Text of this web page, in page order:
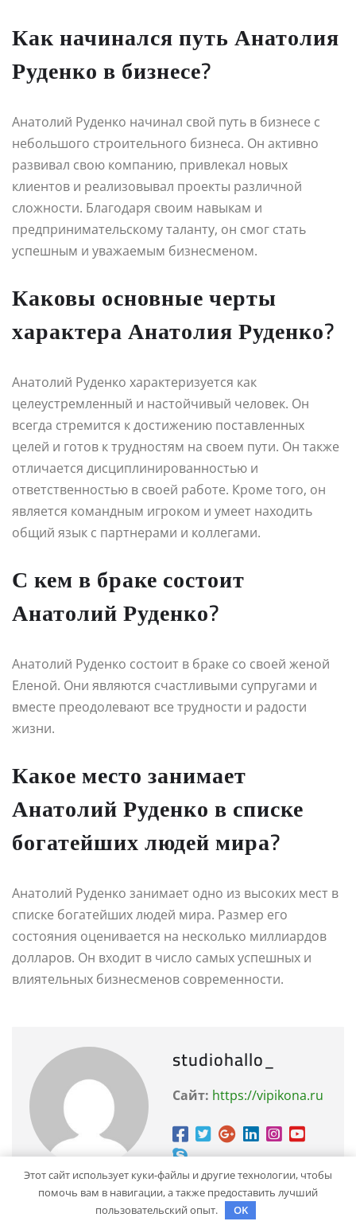
Как начинался путь Анатолия
Руденко в бизнесе?
Анатолий Руденко начинал свой путь в бизнесе с
небольшого строительного бизнеса. Он активно
развивал свою компанию, привлекал новых
клиентов и реализовывал проекты различной
сложности. Благодаря своим навыкам и
предпринимательскому таланту, он смог стать
успешным и уважаемым бизнесменом.
Каковы основные черты
характера Анатолия Руденко?
Анатолий Руденко характеризуется как
целеустремленный и настойчивый человек. Он
всегда стремится к достижению поставленных
целей и готов к трудностям на своем пути. Он также
отличается дисциплинированностью и
ответственностью в своей работе. Кроме того, он
является командным игроком и умеет находить
общий язык с партнерами и коллегами.
С кем в браке состоит
Анатолий Руденко?
Анатолий Руденко состоит в браке со своей женой
Еленой. Они являются счастливыми супругами и
вместе преодолевают все трудности и радости
жизни.
Какое место занимает
Анатолий Руденко в списке
богатейших людей мира?
Анатолий Руденко занимает одно из высоких мест в
списке богатейших людей мира. Размер его
состояния оценивается на несколько миллиардов
долларов. Он входит в число самых успешных и
влиятельных бизнесменов современности.
studiohallo_
Сайт: https://vipikona.ru
Этот сайт использует куки-файлы и другие технологии, чтобы
помочь вам в навигации, а также предоставить лучший
пользовательский опыт.
OK